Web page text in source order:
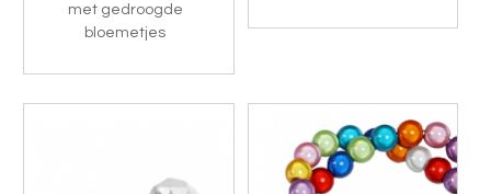
met gedroogde
bloemetjes